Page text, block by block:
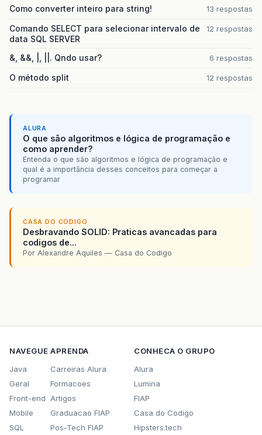
Como converter inteiro para string! 13 respostas
Comando SELECT para selecionar intervalo de
data SQL SERVER
12 respostas
&, &&, |, ||. Qndo usar? 6 respostas
O método split 12 respostas
ALURA
O que são algoritmos e lógica de programação e
como aprender?
Entenda o que são algoritmos e lógica de programação e
qual é a importância desses conceitos para começar a
programar
CASA DO CODIGO
Desbravando SOLID: Praticas avancadas para
codigos de...
Por Alexandre Aquiles — Casa do Codigo
NAVEGUE
Java
Geral
Front-end
Mobile
SQL
APRENDA
Carreiras Alura
Formacoes
Artigos
Graduacao FIAP
Pos-Tech FIAP
CONHECA O GRUPO
Alura
Lumina
FIAP
Casa do Codigo
Hipsters.tech